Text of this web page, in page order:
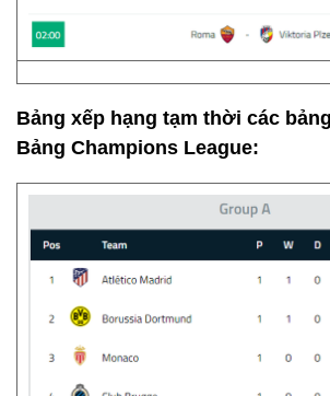
Bảng xếp hạng tạm thời các
Bảng Champions League: